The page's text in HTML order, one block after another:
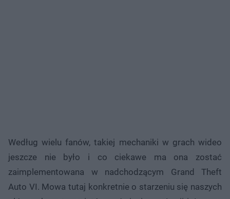
Według wielu fanów, takiej mechaniki w grach wideo
jeszcze nie było i co ciekawe ma ona zostać
zaimplementowana w nadchodzącym Grand Theft
Auto VI. Mowa tutaj konkretnie o starzeniu się naszych